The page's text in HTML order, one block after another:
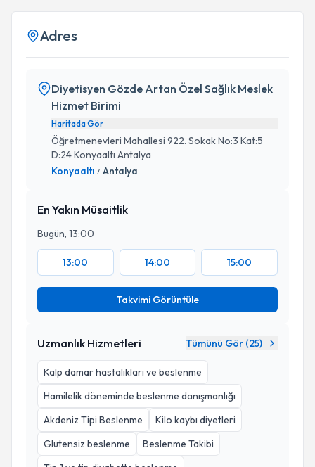
Adres
Diyetisyen Gözde Artan Özel Sağlık Meslek
Hizmet Birimi
Haritada Gör
Öğretmenevleri Mahallesi 922. Sokak No:3 Kat:5
D:24 Konyaaltı Antalya
Konyaaltı / Antalya
En Yakın Müsaitlik
Bugün, 13:00
13:00 14:00 15:00
Takvimi Görüntüle
Uzmanlık Hizmetleri Tümünü Gör (25)
Kalp damar hastalıkları ve beslenme
Hamilelik döneminde beslenme danışmanlığı
Akdeniz Tipi Beslenme
Kilo kaybı diyetleri
Glutensiz beslenme
Beslenme Takibi